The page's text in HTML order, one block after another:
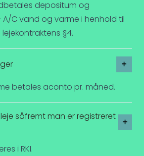
depositum og
C vand og varme i henhold til
§4.
betales aconto pr. måned.
såfremt man er registreret
i RKI.